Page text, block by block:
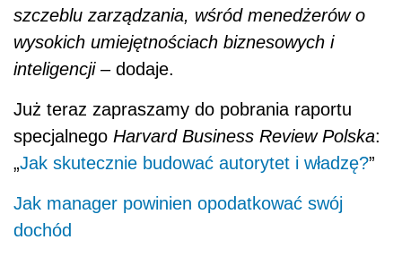
szczeblu zarządzania, wśród menedżerów o
wysokich umiejętnościach biznesowych i
inteligencji – dodaje.
Już teraz zapraszamy do pobrania raportu
specjalnego Harvard Business Review Polska:
„Jak skutecznie budować autorytet i władzę?”
Jak manager powinien opodatkować swój
dochód